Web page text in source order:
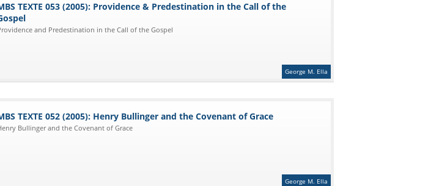
TEXTE 053 (2005): Providence & Predestination in the Call of the
and Predestination in the Call of the Gospel
George M. Ella
TEXTE 052 (2005): Henry Bullinger and the Covenant of Grace
Bullinger and the Covenant of Grace
George M. Ella